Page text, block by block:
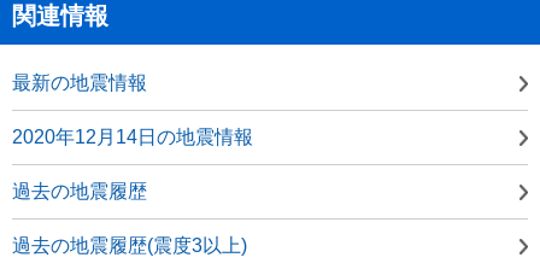
関連情報
最新の地震情報
2020年12月14日の地震情報
過去の地震履歴
過去の地震履歴(震度3以上)